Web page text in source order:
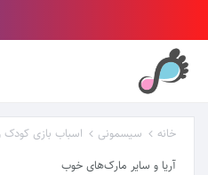
خانه سیسمونی اسباب بازی کودک
آریا و سایر مارک‌های خوب